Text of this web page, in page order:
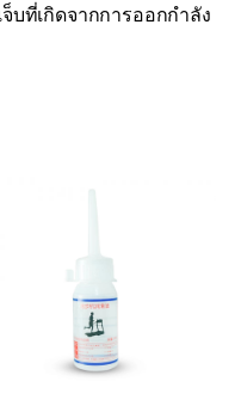
บที่เกิดจากการออกกำลัง